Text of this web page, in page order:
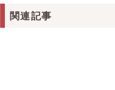
関連記事